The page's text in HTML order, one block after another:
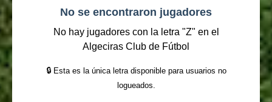
No se encontraron jugadores
No hay jugadores con la letra "Z" en el
Algeciras Club de Fútbol
🔒 Esta es la única letra disponible para usuarios no
logueados.